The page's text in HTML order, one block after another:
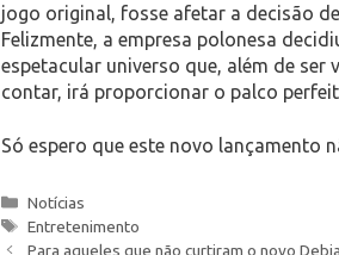
jogo original, fosse afetar a decisão
Felizmente, a empresa polonesa
espetacular universo que, além de
contar, irá proporcionar o palco
Só espero que este novo lançamento
Categories
Notícias
Tags
Entretenimento
Para aqueles que não curtiram o novo